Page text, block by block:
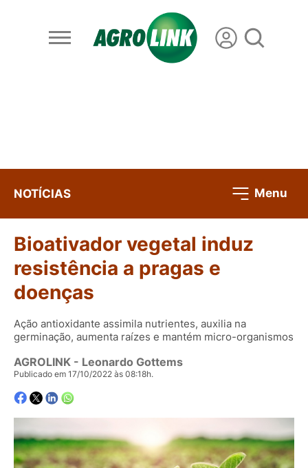
NOTÍCIAS Menu
Bioativador vegetal induz
resistência a pragas e
doenças
Ação antioxidante assimila nutrientes, auxilia na
germinação, aumenta raízes e mantém micro-organismos
AGROLINK - Leonardo Gottems
Publicado em 17/10/2022 às 08:18h.